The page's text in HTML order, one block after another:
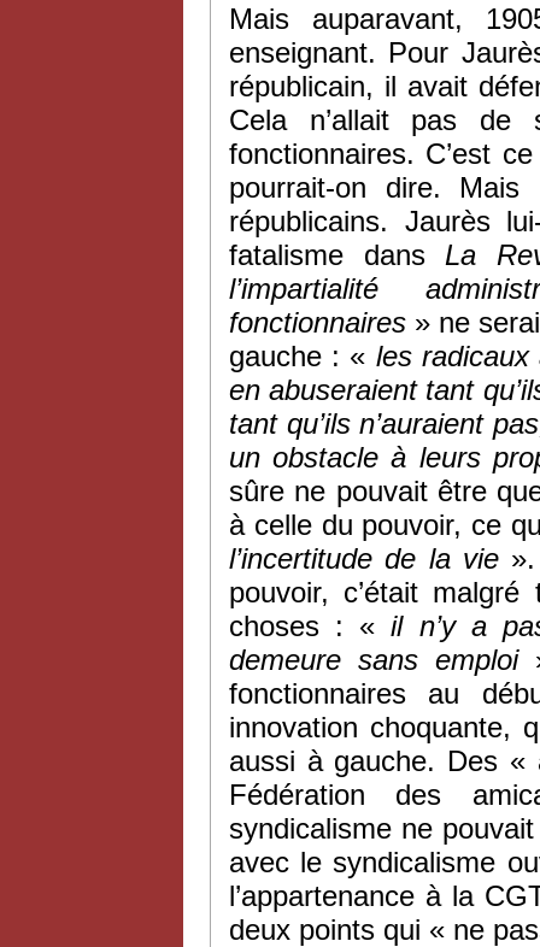
Mais auparavant,
enseignant. Pour
républicain, il avait
Cela n’allait pas de
fonctionnaires. C’est
pourrait-on dire.
républicains. Jaurès
fatalisme dans La
l’impartialité
fonctionnaires » ne
gauche : « les radicaux
en abuseraient tant
tant qu’ils n’auraient
un obstacle à leurs
sûre ne pouvait être
à celle du pouvoir, ce
l’incertitude de la vie
pouvoir, c’était
choses : «il n’y a
demeure sans emploi
fonctionnaires au
innovation choquante,
aussi à gauche. Des «
Fédération des
syndicalisme ne
avec le syndicalisme
l’appartenance à la
deux points qui « ne